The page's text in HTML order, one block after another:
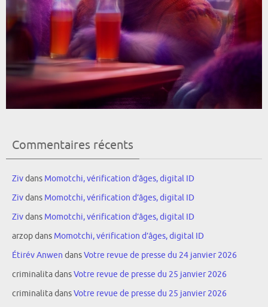
Commentaires récents
Zivdans Momotchi, vérification d’âges, digital ID
Zivdans Momotchi, vérification d’âges, digital ID
Zivdans Momotchi, vérification d’âges, digital ID
arzopdans Momotchi, vérification d’âges, digital ID
Étirév Anwen dansVotre revue de presse du 24 janvier 2026
criminalitadansVotre revue de presse du 25 janvier 2026
criminalitadansVotre revue de presse du 25 janvier 2026